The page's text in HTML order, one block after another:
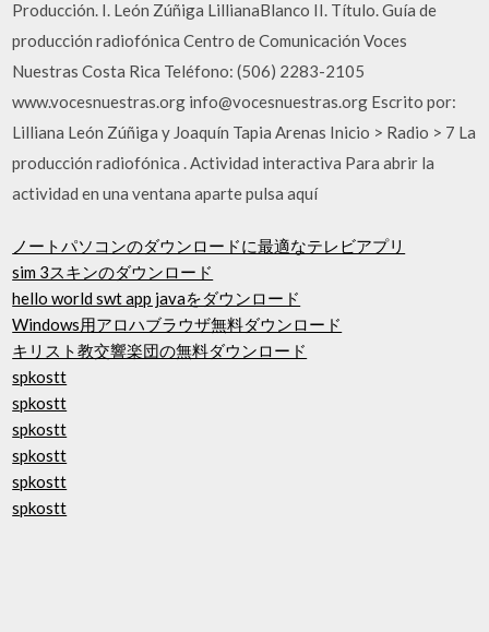
Producción. I. León Zúñiga LillianaBlanco II. Título. Guía de
producción radiofónica Centro de Comunicación Voces
Nuestras Costa Rica Teléfono: (506) 2283-2105
www.vocesnuestras.org info@vocesnuestras.org Escrito por:
Lilliana León Zúñiga y Joaquín Tapia Arenas Inicio > Radio > 7 La
producción radiofónica . Actividad interactiva Para abrir la
actividad en una ventana aparte pulsa aquí
ノートパソコンのダウンロードに最適なテレビアプリ
sim 3スキンのダウンロード
hello world swt app javaをダウンロード
Windows用アロハブラウザ無料ダウンロード
キリスト教交響楽団の無料ダウンロード
spkostt
spkostt
spkostt
spkostt
spkostt
spkostt